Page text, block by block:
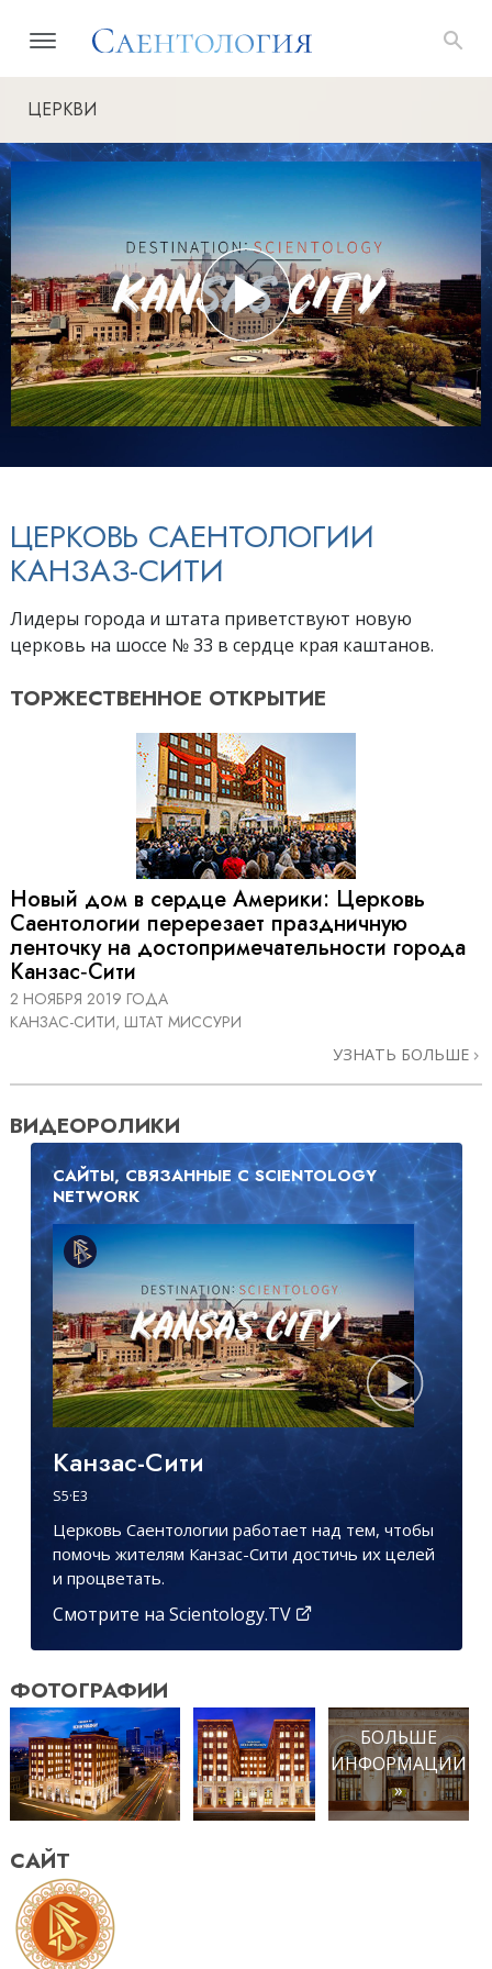
ЦЕРКВИ
ЦЕРКОВЬ САЕНТОЛОГИИ
КАНЗАЗ-СИТИ
Лидеры города и штата приветствуют новую
церковь на шоссе № 33 в сердце края каштанов.
ТОРЖЕСТВЕННОЕ ОТКРЫТИЕ
Новый дом в сердце Америки: Церковь
Саентологии перерезает праздничную
ленточку на достопримечательности города
Канзас‑Сити
2 НОЯБРЯ 2019 ГОДА
КАНЗАС-СИТИ, ШТАТ МИССУРИ
УЗНАТЬ БОЛЬШЕ
ВИДЕОРОЛИКИ
САЙТЫ, СВЯЗАННЫЕ С SCIENTOLOGY
NETWORK
Канзас-Сити
S5·E3
Церковь Саентологии работает над тем, чтобы
помочь жителям Канзас-Сити достичь их целей
и процветать.
Смотрите на Scientology.TV
ФОТОГРАФИИ
БОЛЬШЕ
ИНФОРМАЦИИ
»
САЙТ